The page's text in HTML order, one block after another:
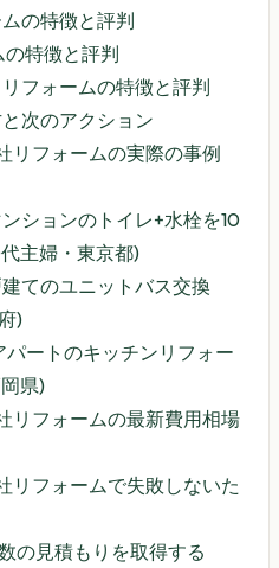
の特徴と評判
の特徴と評判
フォームの特徴と評判
次のアクション
リフォームの実際の事例
ションのトイレ+水栓を10
主婦・東京都)
てのユニットバス交換
)
パートのキッチンリフォー
県)
リフォームの最新費用相場
リフォームで失敗しないた
の見積もりを取得する